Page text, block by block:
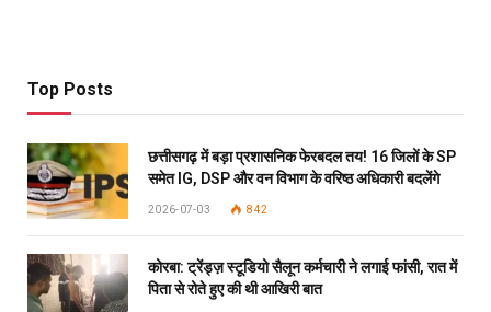
Top Posts
छत्तीसगढ़ में बड़ा प्रशासनिक फेरबदल तय! 16 जिलों के SP
समेत IG, DSP और वन विभाग के वरिष्ठ अधिकारी बदलेंगे
2026-07-03 842
कोरबा: ट्रेंड्ज़ स्टूडियो सैलून कर्मचारी ने लगाई फांसी, रात में
पिता से रोते हुए की थी आखिरी बात